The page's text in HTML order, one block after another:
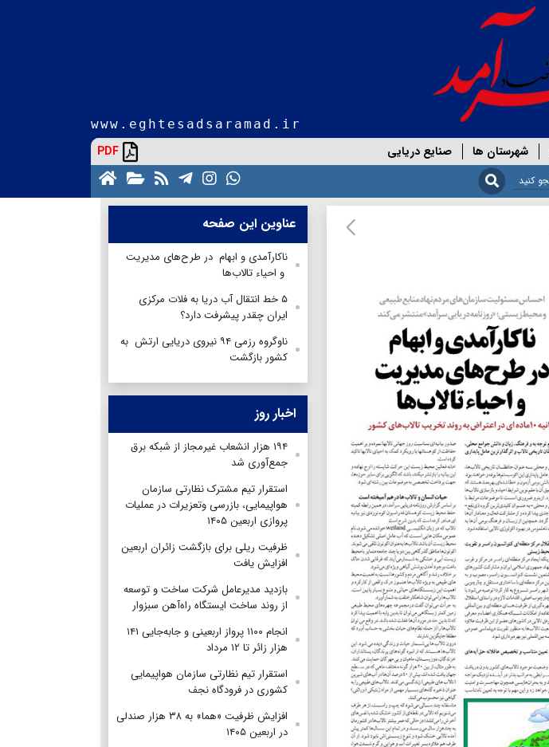
www.eghtesadsaramad.ir
شهرستان ها صنایع دریایی PDF
عناوین این صفحه
ناکارآمدی و ابهام در طرح‌های مدیریت
و احیاء تالاب‌ها
۵ خط انتقال آب دریا به فلات مرکزی
ایران چقدر پیشرفت‌ دار‌د؟
ناوگروه رزمی ۹۴ نیروی دریایی ارتش به
کشور بازگشت
اخبار روز
۱۹۴ هزار انشعاب غیرمجاز از شبکه برق
جمع‌آوری شد
استقرار تیم مشترک نظارتی سازمان
هواپیمایی، بازرسی وتعزیرات در عملیات
پروازی اربعین ۱۴۰۵
ظرفیت ریلی برای بازگشت زائران اربعین
افزایش یافت
بازدید مدیرعامل شرکت ساخت و توسعه
از روند ساخت ایستگاه راه‌آهن سبزوار
انجام ۱۱۰۰ پرواز اربعینی و جابه‌جایی ۱۴۱
هزار زائر تا ۱۲ مرداد
استقرار تیم‌ نظارتی سازمان هواپیمایی
کشوری در فرودگاه نجف
افزایش ظرفیت «هما» به ۳۸ هزار صندلی
در اربعین ۱۴۰۵